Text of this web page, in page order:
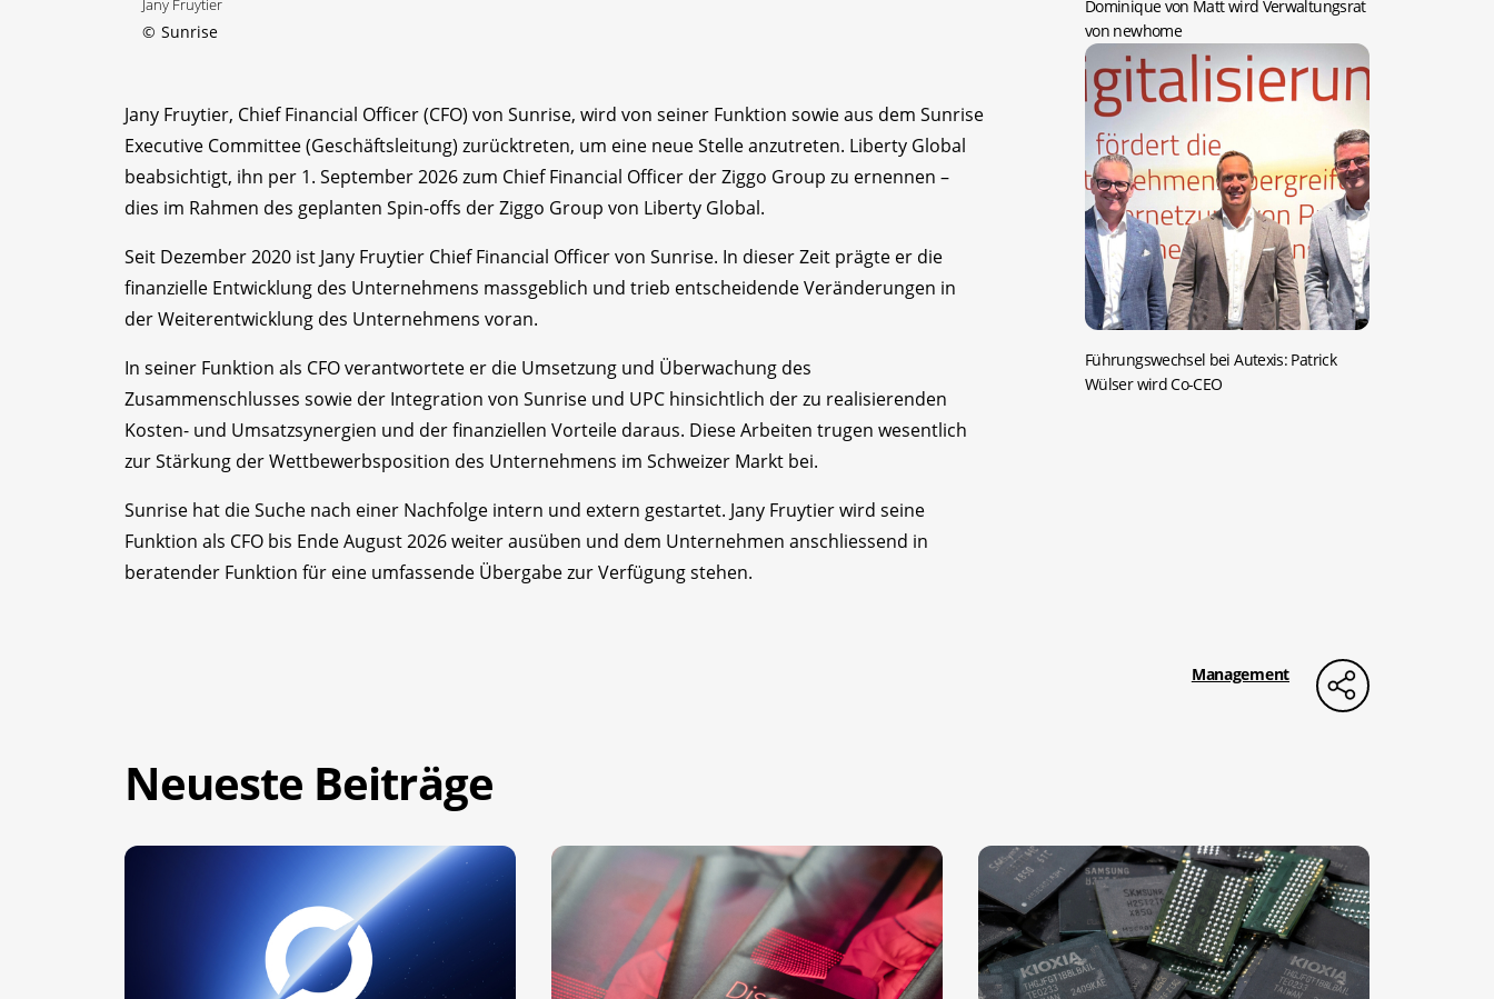
© Sunrise
Jany Fruytier, Chief Financial Officer (CFO) von Sunrise, wird von seiner Funktion sowie aus dem Sunrise
Executive Committee (Geschäftsleitung) zurücktreten, um eine neue Stelle anzutreten. Liberty Global
beabsichtigt, ihn per 1. September 2026 zum Chief Financial Officer der Ziggo Group zu ernennen –
dies im Rahmen des geplanten Spin-offs der Ziggo Group von Liberty Global.
Seit Dezember 2020 ist Jany Fruytier Chief Financial Officer von Sunrise. In dieser Zeit prägte er die
finanzielle Entwicklung des Unternehmens massgeblich und trieb entscheidende Veränderungen in
der Weiterentwicklung des Unternehmens voran.
In seiner Funktion als CFO verantwortete er die Umsetzung und Überwachung des
Zusammenschlusses sowie der Integration von Sunrise und UPC hinsichtlich der zu realisierenden
Kosten- und Umsatzsynergien und der finanziellen Vorteile daraus. Diese Arbeiten trugen wesentlich
zur Stärkung der Wettbewerbsposition des Unternehmens im Schweizer Markt bei.
Sunrise hat die Suche nach einer Nachfolge intern und extern gestartet. Jany Fruytier wird seine
Funktion als CFO bis Ende August 2026 weiter ausüben und dem Unternehmen anschliessend in
beratender Funktion für eine umfassende Übergabe zur Verfügung stehen.
Dominique von Matt wird Verwaltungsrat
von newhome
Führungswechsel bei Autexis: Patrick
Wülser wird Co-CEO
Management
Neueste Beiträge